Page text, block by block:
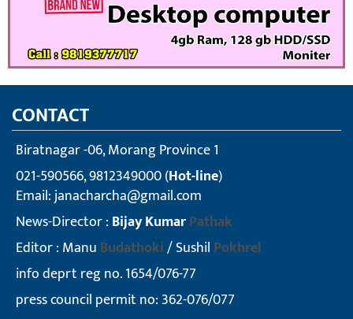
CONTACT
Biratnagar -06, Morang Province 1
021-590566, 9812349000 (Hot-line)
Email:janacharcha@gmail.com
News-Director : Bijay KumarPathak
Editor : Manu Budathoki/ Sushil Pokhrel
info deprt reg no. 1654/076-77
press council permit no: 362-076/077